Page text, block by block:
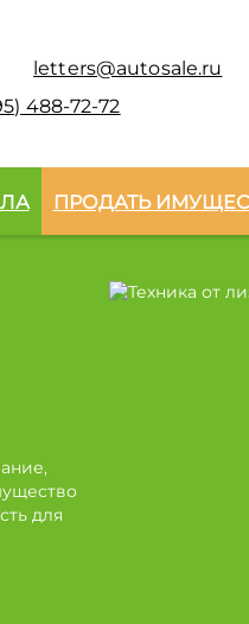
letters@autosale.ru
488-72-72
ПРОДАТЬ
для